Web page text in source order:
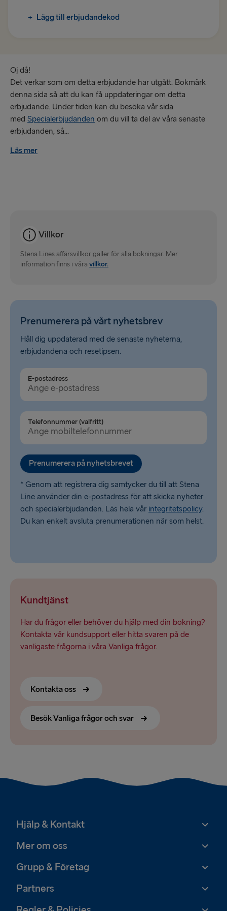
Karlskrona → Gdynia
Gdynia → Karlskrona
Rosslare → Fishguard
Belfast → Cairnryan
Hoek van Holland → Harwich
Holyhead → Dublin
Travemünde → Liepāja
Cairnryan → Belfast
Liverpool → Belfast
Harwich → Hoek van Holland
Liepāja → Travemünde
+ Lägg till erbjudandekod
Oj då!
Det verkar som om detta erbjudande har utgått. Bokmärk
denna sida så att du kan få uppdateringar om detta
erbjudande. Under tiden kan du besöka vår sida
med Specialerbjudanden om du vill ta del av våra senaste
erbjudanden, så...
Läs mer
Villkor
Stena Lines affärsvillkor gäller för alla bokningar. Mer
information finns i våra villkor.
Prenumerera på vårt nyhetsbrev
Håll dig uppdaterad med de senaste nyheterna,
erbjudandena och resetipsen.
E-postadress
Telefonnummer (valfritt)
Prenumerera på nyhetsbrevet
* Genom att registrera dig samtycker du till att Stena
Line använder din e-postadress för att skicka nyheter
och specialerbjudanden. Läs hela vår integritetspolicy.
Du kan enkelt avsluta prenumerationen när som helst.
Kundtjänst
Har du frågor eller behöver du hjälp med din bokning?
Kontakta vår kundsupport eller hitta svaren på de
vanligaste frågorna i våra Vanliga frågor.
Kontakta oss
Besök Vanliga frågor och svar
Hjälp & Kontakt
Mer om oss
Grupp & Företag
Partners